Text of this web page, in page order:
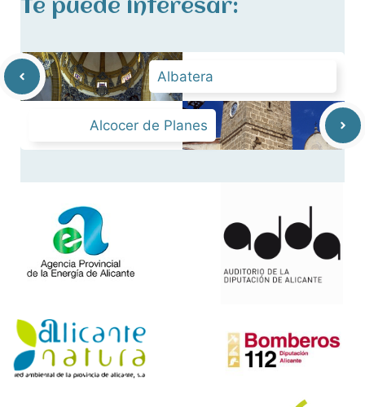
Te puede interesar:
Albatera
Alcocer de Planes